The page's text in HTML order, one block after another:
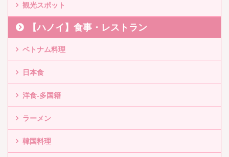
観光スポット
【ハノイ】食事・レストラン
ベトナム料理
日本食
洋食-多国籍
ラーメン
韓国料理